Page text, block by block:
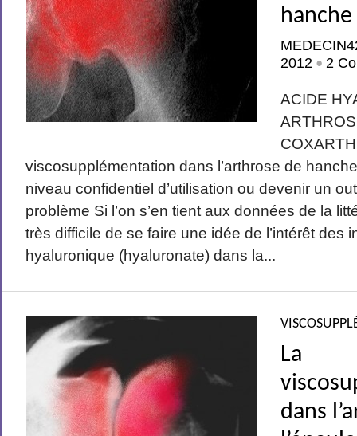
2012 •2
ACIDE
viscosupplémentation dans l’arthrose de
niveau confidentiel d’utilisation ou devenir un
problème Si l’on s’en tient aux données de la
très difficile de se faire une idée de l’intérêt des
hyaluronique (hyaluronate) dans la...
La
dans